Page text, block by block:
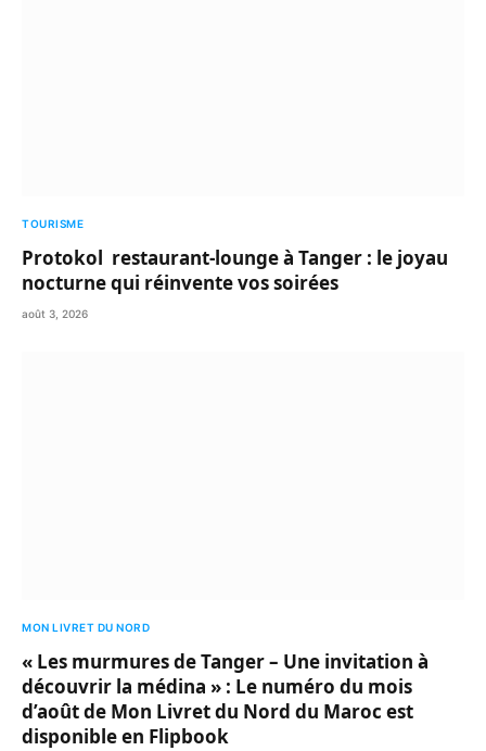
TOURISME
Protokol restaurant-lounge à Tanger : le joyau
nocturne qui réinvente vos soirées
août 3, 2026
MON LIVRET DU NORD
« Les murmures de Tanger – Une invitation à
découvrir la médina » : Le numéro du mois
d’août de Mon Livret du Nord du Maroc est
disponible en Flipbook